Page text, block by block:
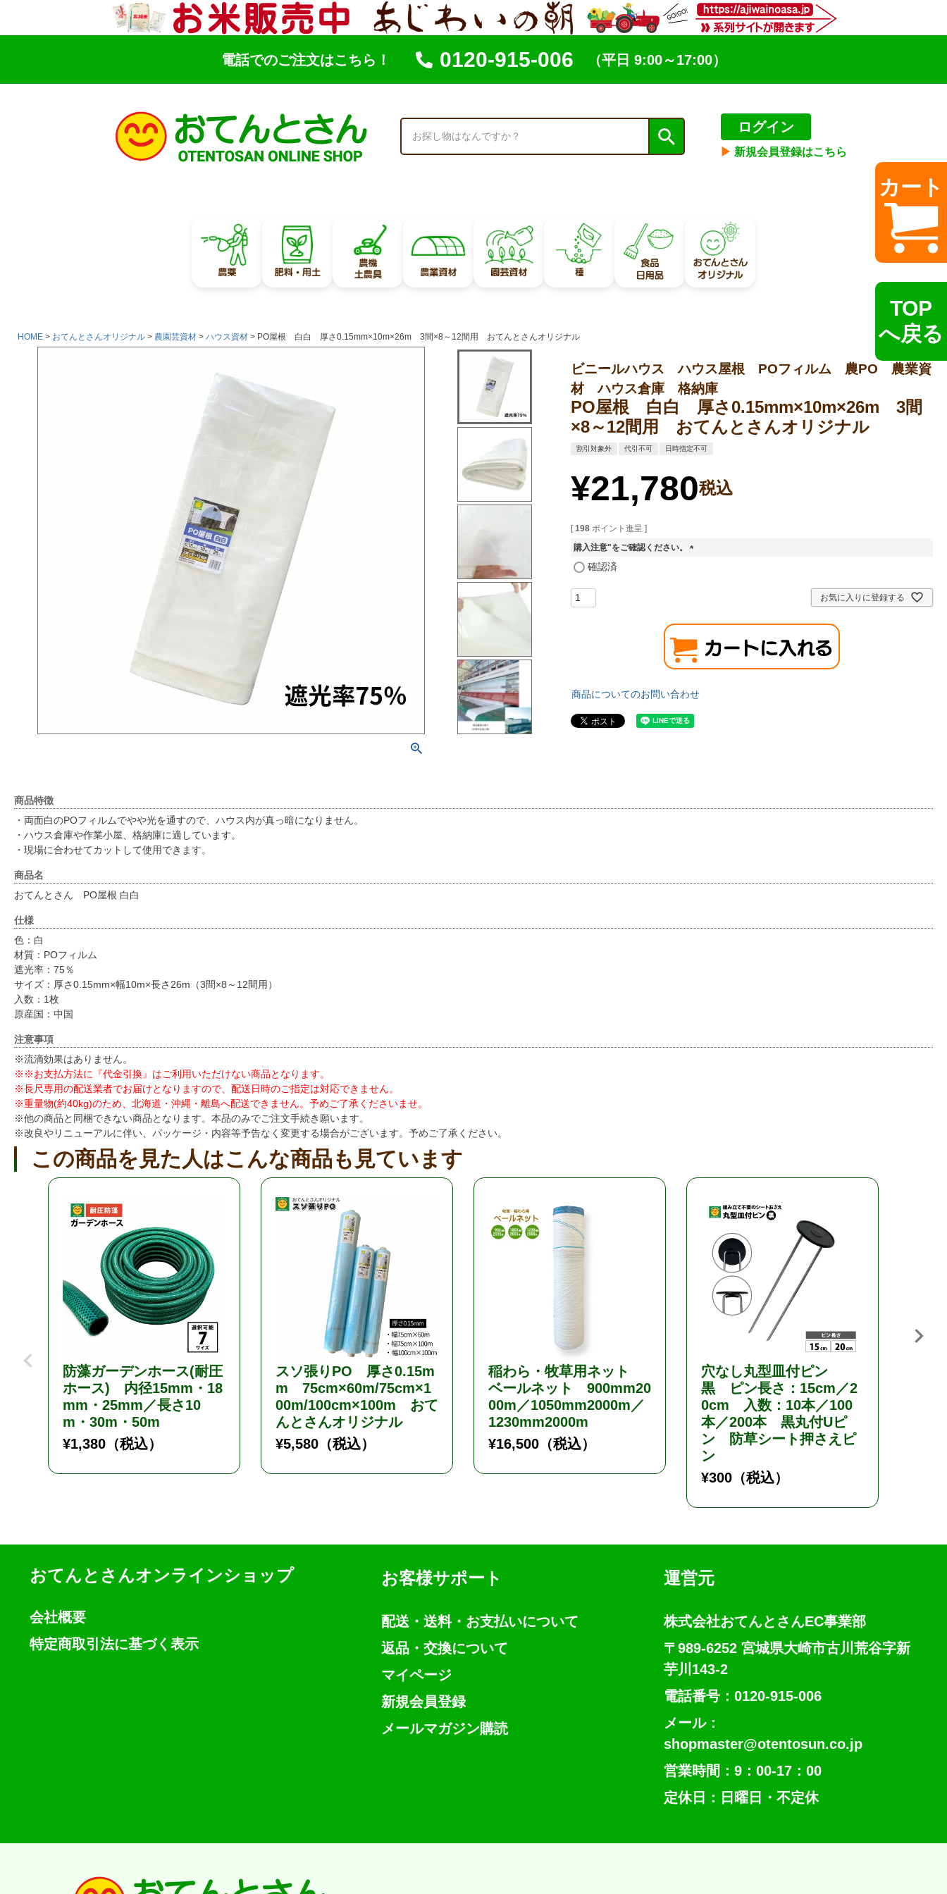
電話でのご注文はこちら！ 0120-915-006 （平日 9:00～17:00）
検索
ログイン
▶︎ 新規会員登録はこちら
カート
TOP
へ戻る
HOME おてんとさんオリジナル 農園芸資材 ハウス資材 PO屋根 白白 厚さ0.15mm×10m×26m 3間×8～12間用 おてんとさんオリジナル
ビニールハウス ハウス屋根 POフィルム 農PO 農業資
材 ハウス倉庫 格納庫
PO屋根 白白 厚さ0.15mm×10m×26m 3間
×8～12間用 おてんとさんオリジナル
割引対象外 代引不可 日時指定不可
¥21,780税込
[ 198 ポイント進呈 ]
購入注意"をご確認ください。
確認済
お気に入りに登録する
商品についてのお問い合わせ
商品特徴
・両面白のPOフィルムでやや光を通すので、ハウス内が真っ暗になりません。
・ハウス倉庫や作業小屋、格納庫に適しています。
・現場に合わせてカットして使用できます。
商品名
おてんとさん PO屋根 白白
仕様
色：白
材質：POフィルム
遮光率：75％
サイズ：厚さ0.15mm×幅10m×長さ26m（3間×8～12間用）
入数：1枚
原産国：中国
注意事項
※流滴効果はありません。
※※お支払方法に『代金引換』はご利用いただけない商品となります。
※長尺専用の配送業者でお届けとなりますので、配送日時のご指定は対応できません。
※重量物(約40kg)のため、北海道・沖縄・離島へ配送できません。予めご了承くださいませ。
※他の商品と同梱できない商品となります。本品のみでご注文手続き願います。
※改良やリニューアルに伴い、パッケージ・内容等予告なく変更する場合がございます。予めご了承ください。
この商品を見た人はこんな商品も見ています
防藻ガーデンホース(耐圧
ホース) 内径15mm・18
mm・25mm／長さ10
m・30m・50m
¥1,380 （税込）
スソ張りPO 厚さ0.15m
m 75cm×60m/75cm×1
00m/100cm×100m おて
んとさんオリジナル
¥5,580 （税込）
稲わら・牧草用ネット
ベールネット 900mm20
00m／1050mm2000m／
1230mm2000m
¥16,500 （税込）
穴なし丸型皿付ピン
黒 ピン長さ：15cm／2
0cm 入数：10本／100
本／200本 黒丸付Uピ
ン 防草シート押さえピ
ン
¥300 （税込）
おてんとさんオンラインショップ
会社概要
特定商取引法に基づく表示
お客様サポート
配送・送料・お支払いについて
返品・交換について
マイページ
新規会員登録
メールマガジン購読
運営元
株式会社おてんとさんEC事業部
〒989-6252 宮城県大崎市古川荒谷字新
芋川143-2
電話番号：0120-915-006
メール：
shopmaster@otentosun.co.jp
営業時間：9：00-17：00
定休日：日曜日・不定休